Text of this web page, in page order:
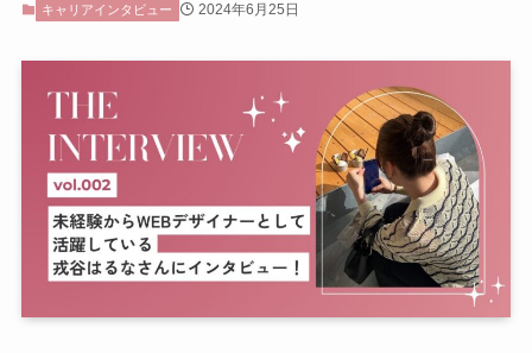
キャリアインタビュー 2024年6月25日